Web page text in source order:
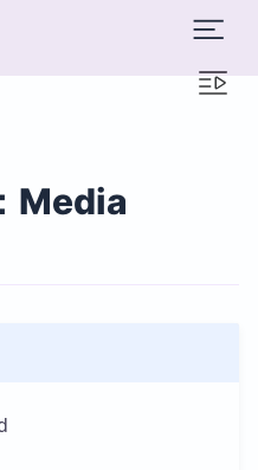
Media